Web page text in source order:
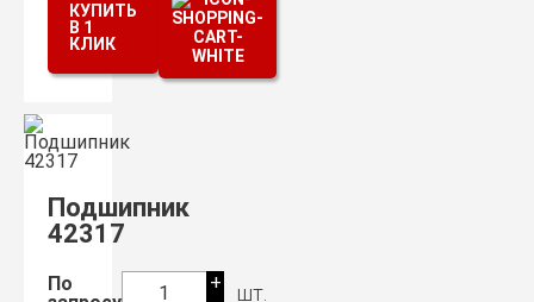
КУПИТЬ
В 1
КЛИК
Подшипник
42317
По
1
+
шт.